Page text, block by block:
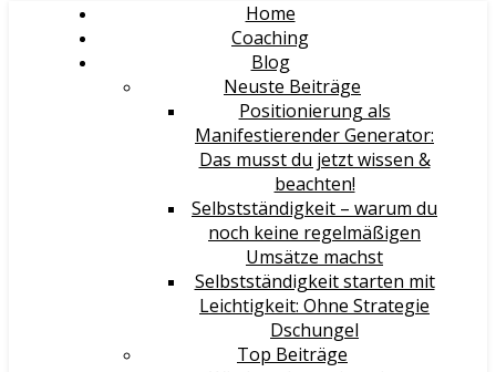
Home
Coaching
Blog
Neuste Beiträge
Positionierung als
Manifestierender Generator:
Das musst du jetzt wissen &
beachten!
Selbstständigkeit – warum du
noch keine regelmäßigen
Umsätze machst
Selbstständigkeit starten mit
Leichtigkeit: Ohne Strategie
Dschungel
Top Beiträge